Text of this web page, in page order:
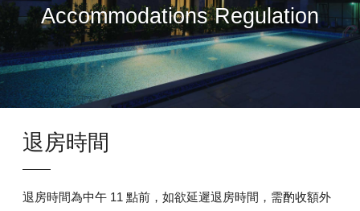
Accommodations Regulation
退房時間
退房時間為中午 11 點前，如欲延遲退房時間，需酌收額外